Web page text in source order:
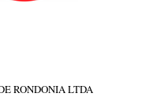
RONDONIA LTDA